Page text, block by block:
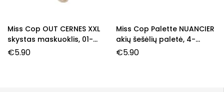
Miss Cop OUT CERNES XXL
skystas maskuoklis, 01-
Light, 4,5 ml.
€5.90
Miss Cop Palette NUANCIER
akių šešėlių paletė, 4-
Nuances de Gris, 7,2 g.
€5.90